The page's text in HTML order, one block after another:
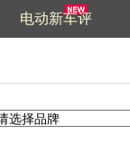
电动新车评